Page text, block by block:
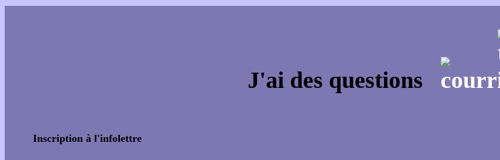
J'ai des questions
Inscription à l'infolettre